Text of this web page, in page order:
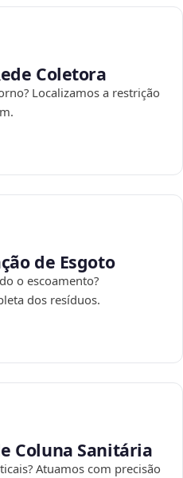
Coletora
Localizamos a restrição
de Esgoto
o escoamento?
dos resíduos.
Coluna Sanitária
Atuamos com precisão